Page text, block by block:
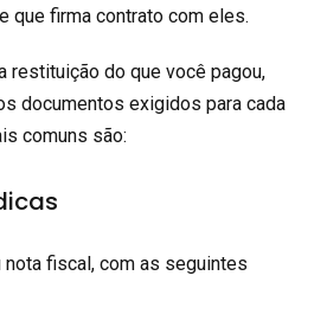
que firma contrato com eles.
restituição do que você pagou,
documentos exigidos para cada
comuns são:
fiscal, com as seguintes